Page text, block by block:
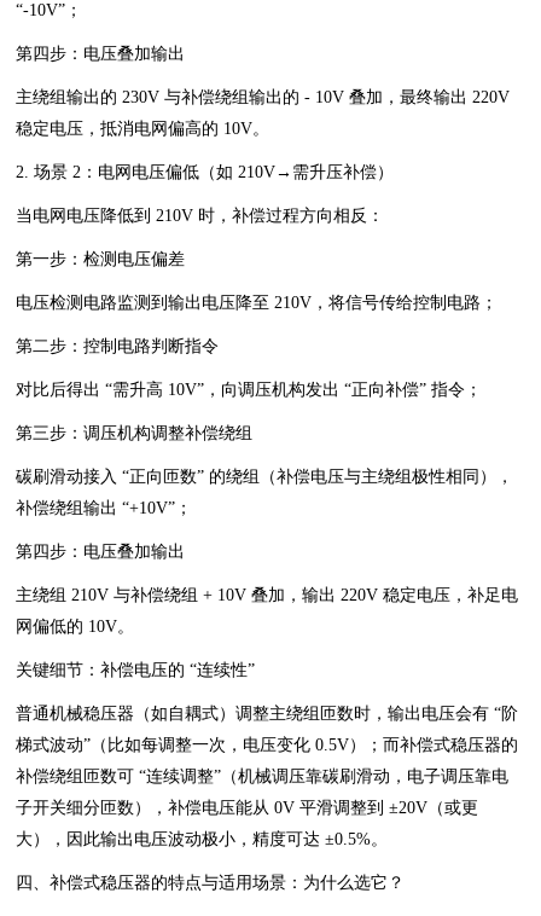
“-10V”；
第四步：电压叠加输出
主绕组输出的 230V 与补偿绕组输出的 - 10V 叠加，最终输出 220V
稳定电压，抵消电网偏高的 10V。
2. 场景 2：电网电压偏低（如 210V→需升压补偿）
当电网电压降低到 210V 时，补偿过程方向相反：
第一步：检测电压偏差
电压检测电路监测到输出电压降至 210V，将信号传给控制电路；
第二步：控制电路判断指令
对比后得出 “需升高 10V”，向调压机构发出 “正向补偿” 指令；
第三步：调压机构调整补偿绕组
碳刷滑动接入 “正向匝数” 的绕组（补偿电压与主绕组极性相同），
补偿绕组输出 “+10V”；
第四步：电压叠加输出
主绕组 210V 与补偿绕组 + 10V 叠加，输出 220V 稳定电压，补足电
网偏低的 10V。
关键细节：补偿电压的 “连续性”
普通机械稳压器（如自耦式）调整主绕组匝数时，输出电压会有 “阶
梯式波动”（比如每调整一次，电压变化 0.5V）；而补偿式稳压器的
补偿绕组匝数可 “连续调整”（机械调压靠碳刷滑动，电子调压靠电
子开关细分匝数），补偿电压能从 0V 平滑调整到 ±20V（或更
大），因此输出电压波动极小，精度可达 ±0.5%。
四、补偿式稳压器的特点与适用场景：为什么选它？